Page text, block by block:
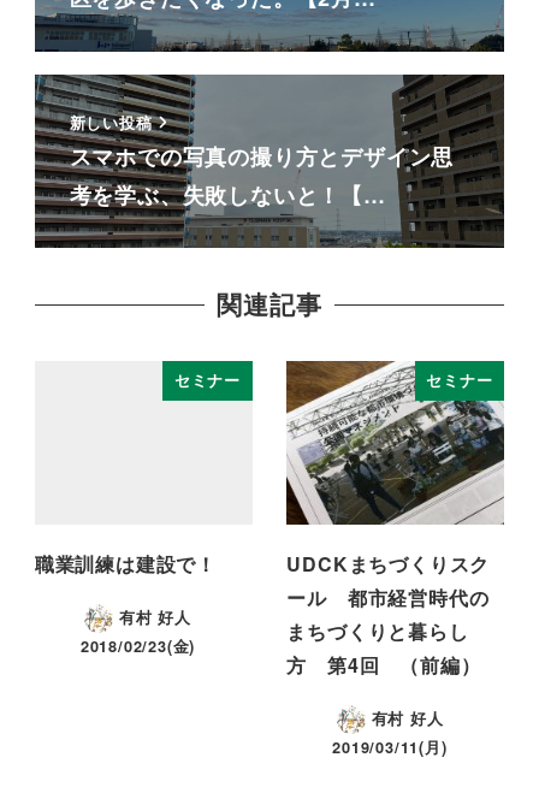
新しい投稿
スマホでの写真の撮り方とデザイン思
考を学ぶ、失敗しないと！【…
関連記事
セミナー
職業訓練は建設で！
有村 好人
2018/02/23(金)
セミナー
UDCKまちづくりスク
ール 都市経営時代の
まちづくりと暮らし
方 第4回 （前編）
有村 好人
2019/03/11(月)